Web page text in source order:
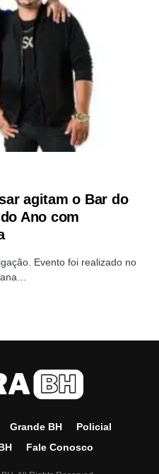
agitam o Bar do
Ano com
Evento foi realizado no
Grande BH
Policial
Fale Conosco